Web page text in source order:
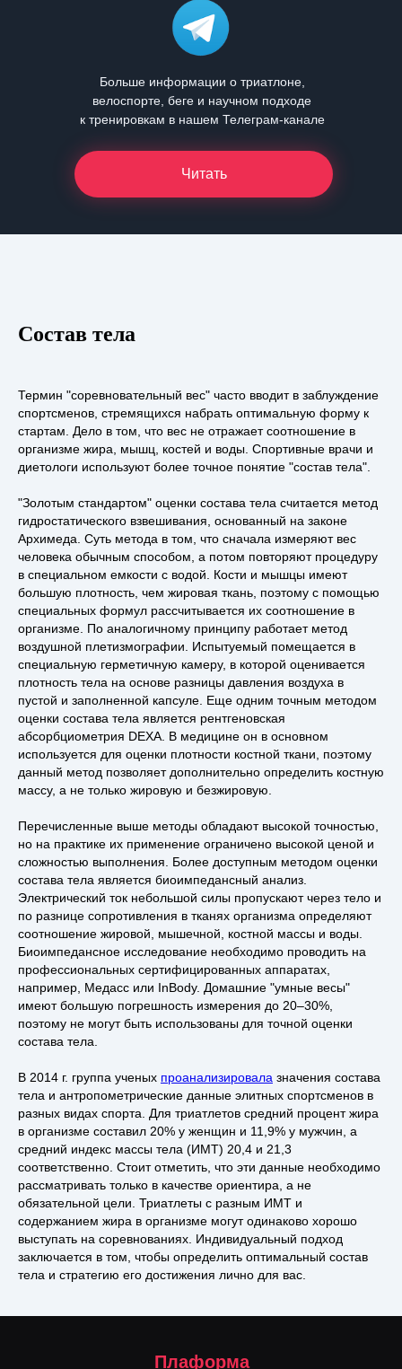
Больше информации о триатлоне,
велоспорте, беге и научном подходе
к тренировкам в нашем Телеграм-канале
Читать
Состав тела
Термин "соревновательный вес" часто вводит в заблуждение
спортсменов, стремящихся набрать оптимальную форму к
стартам. Дело в том, что вес не отражает соотношение в
организме жира, мышц, костей и воды. Спортивные врачи и
диетологи используют более точное понятие "состав тела".
"Золотым стандартом" оценки состава тела считается метод
гидростатического взвешивания, основанный на законе
Архимеда. Суть метода в том, что сначала измеряют вес
человека обычным способом, а потом повторяют процедуру
в специальном емкости с водой. Кости и мышцы имеют
большую плотность, чем жировая ткань, поэтому с помощью
специальных формул рассчитывается их соотношение в
организме. По аналогичному принципу работает метод
воздушной плетизмографии. Испытуемый помещается в
специальную герметичную камеру, в которой оценивается
плотность тела на основе разницы давления воздуха в
пустой и заполненной капсуле. Еще одним точным методом
оценки состава тела является рентгеновская
абсорбциометрия DEXA. В медицине он в основном
используется для оценки плотности костной ткани, поэтому
данный метод позволяет дополнительно определить костную
массу, а не только жировую и безжировую.
Перечисленные выше методы обладают высокой точностью,
но на практике их применение ограничено высокой ценой и
сложностью выполнения. Более доступным методом оценки
состава тела является биоимпедансный анализ.
Электрический ток небольшой силы пропускают через тело и
по разнице сопротивления в тканях организма определяют
соотношение жировой, мышечной, костной массы и воды.
Биоимпедансное исследование необходимо проводить на
профессиональных сертифицированных аппаратах,
например, Медасс или InBody. Домашние "умные весы"
имеют большую погрешность измерения до 20–30%,
поэтому не могут быть использованы для точной оценки
состава тела.
В 2014 г. группа ученых проанализировала значения состава
тела и антропометрические данные элитных спортсменов в
разных видах спорта. Для триатлетов средний процент жира
в организме составил 20% у женщин и 11,9% у мужчин, а
средний индекс массы тела (ИМТ) 20,4 и 21,3
соответственно. Стоит отметить, что эти данные необходимо
рассматривать только в качестве ориентира, а не
обязательной цели. Триатлеты с разным ИМТ и
содержанием жира в организме могут одинаково хорошо
выступать на соревнованиях. Индивидуальный подход
заключается в том, чтобы определить оптимальный состав
тела и стратегию его достижения лично для вас.
Плаформа